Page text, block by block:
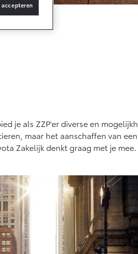
Vanaf € 55.950,-
je als ZZP'er diverse en
maar het aanschaffen van
Zakelijk denkt graag met je mee.